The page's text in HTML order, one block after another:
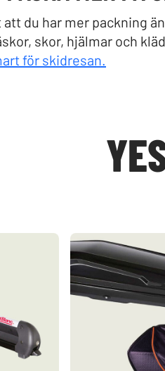
du har mer packning
skor, hjälmar och
för skidresan.